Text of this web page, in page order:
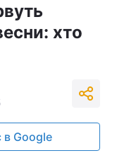
хто
в Google